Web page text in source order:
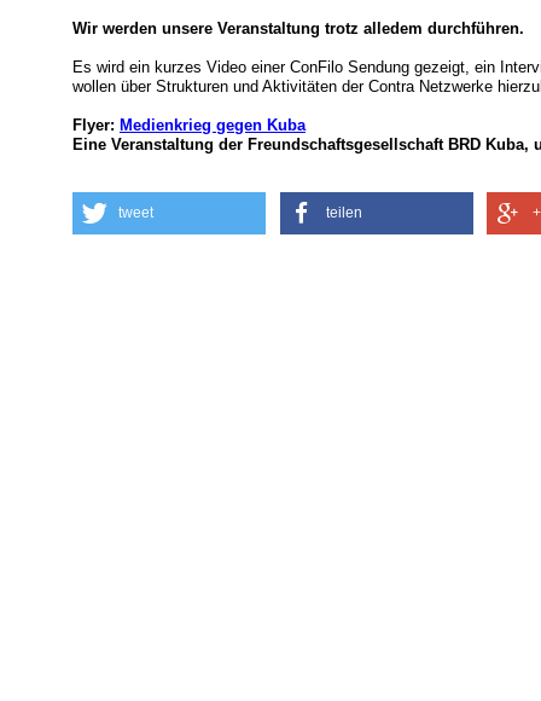
Wir werden unsere Veranstaltung trotz alledem durchführen.
Es wird ein kurzes Video einer ConFilo Sendung gezeigt, ein
wollen über Strukturen und Aktivitäten der Contra Netzwerke
Flyer: Medienkrieg gegen Kuba
Eine Veranstaltung der Freundschaftsgesellschaft BRD
tweet teilen